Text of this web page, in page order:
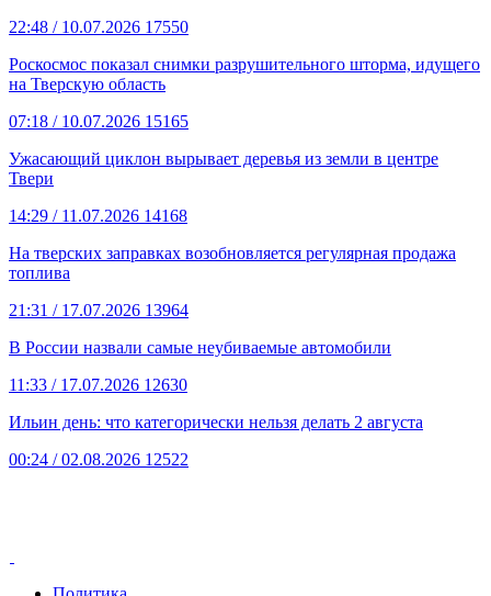
22:48 / 10.07.2026 17550
Роскосмос показал снимки разрушительного шторма, идущего
на Тверскую область
07:18 / 10.07.2026 15165
Ужасающий циклон вырывает деревья из земли в центре
Твери
14:29 / 11.07.2026 14168
На тверских заправках возобновляется регулярная продажа
топлива
21:31 / 17.07.2026 13964
В России назвали самые неубиваемые автомобили
11:33 / 17.07.2026 12630
Ильин день: что категорически нельзя делать 2 августа
00:24 / 02.08.2026 12522